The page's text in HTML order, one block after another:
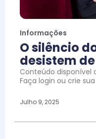
Informações
O silêncio
desistem
Conteúdo disponível
Faça login ou crie
Julho 9, 2025